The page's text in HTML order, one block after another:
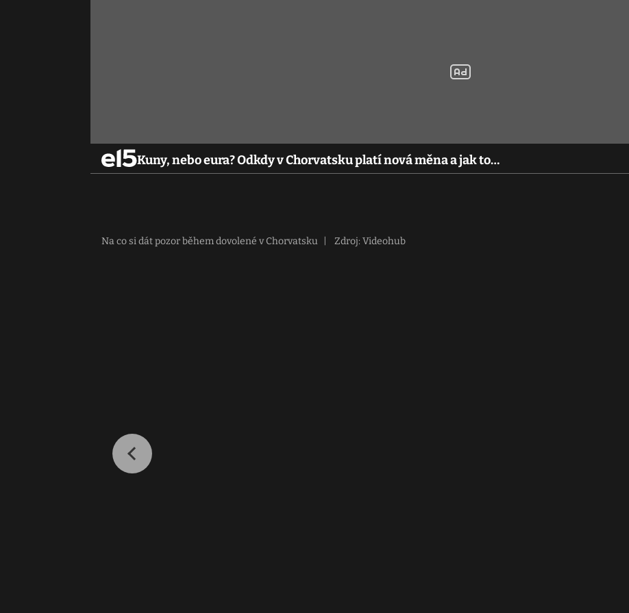
Kuny, nebo eura? Odkdy v Chorvatsku platí nová měna a jak to…
Na co si dát pozor během dovolené v Chorvatsku Zdroj: Videohub